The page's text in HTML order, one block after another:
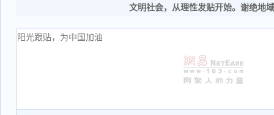
文明社会，从理性发贴开始。谢绝地